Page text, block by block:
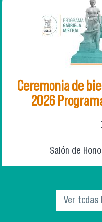
Ceremonia de
2026
Salón de
Ver todas